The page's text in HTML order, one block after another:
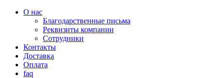
О нас
Благодарственные письма
Реквизиты компании
Сотрудники
Контакты
Доставка
Оплата
faq